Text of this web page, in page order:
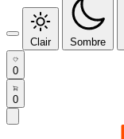
Clair Sombre
0
0